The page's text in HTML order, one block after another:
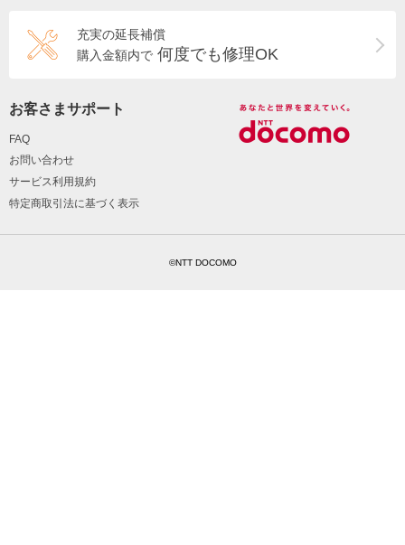
充実の延長補償
購入金額内で 何度でも修理OK
お客さまサポート
FAQ
お問い合わせ
サービス利用規約
特定商取引法に基づく表示
©NTT DOCOMO